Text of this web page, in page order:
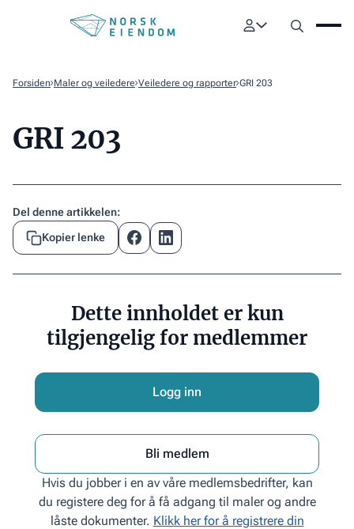
Forsiden Maler og veiledere Veiledere og rapporter GRI 203
GRI 203
Del denne artikkelen:
Kopier lenke
Dette innholdet er kun
tilgjengelig for medlemmer
Logg inn
Bli medlem
Hvis du jobber i en av våre medlemsbedrifter, kan
du registere deg for å få adgang til maler og andre
låste dokumenter. Klikk her for å registrere din